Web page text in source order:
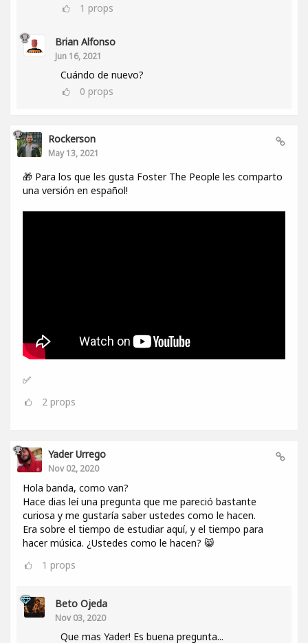
1 props
Brian Alfonso
Jun 16, 2021
Cuándo de nuevo?
0 props
Rockerson
May 13, 2021
🎁 Para los que les gusta Foster The People les comparto
una versión en español!
✅
2 props
Yader Urrego
Nov 02, 2020
Hola banda, como van?
Hace dias leí una pregunta que me pareció bastante
curiosa y me gustaría saber ustedes como le hacen.
Era sobre el tiempo de estudiar aquí, y el tiempo para
hacer música. ¿Ustedes como le hacen? 😸
1 props
Beto Ojeda
Nov 03, 2020
Que mas Yader! Es buena pregunta...